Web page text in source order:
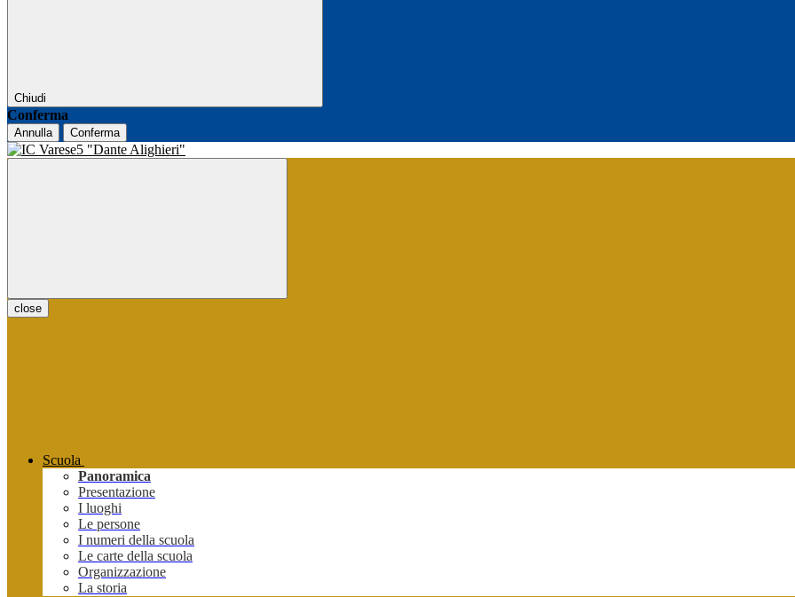
Chiudi
Conferma
Annulla Conferma
close
Scuola
Panoramica
Presentazione
I luoghi
Le persone
I numeri della scuola
Le carte della scuola
Organizzazione
La storia